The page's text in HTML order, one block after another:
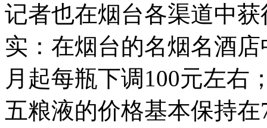
记者也在烟台各渠道中
实：在烟台的名烟名酒
月起每瓶下调100元左右
五粮液的价格基本保持